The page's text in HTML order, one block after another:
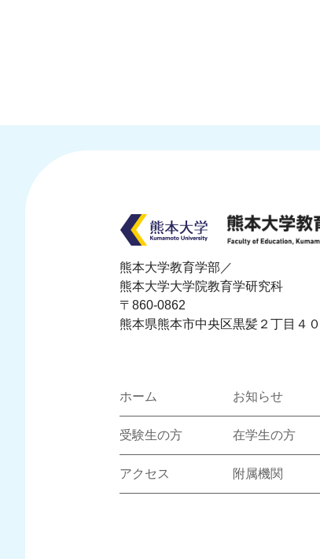
熊本大学教育学部／
熊本大学大学院教育学研究科
〒860-0862
熊本県熊本市中央区黒髪２丁目４０
ホーム お知らせ
受験生の方 在学生の方
アクセス 附属機関